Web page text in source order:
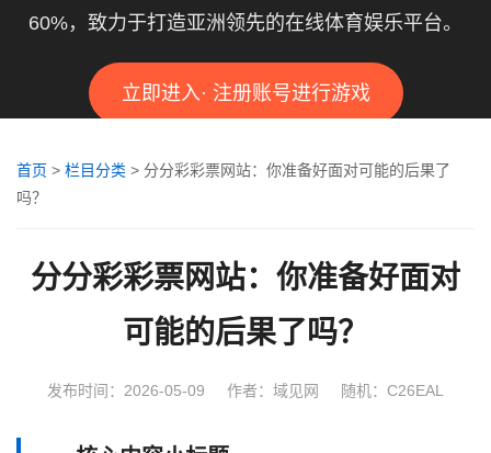
60%，致力于打造亚洲领先的在线体育娱乐平台。
立即进入· 注册账号进行游戏
首页 > 栏目分类 > 分分彩彩票网站：你准备好面对可能的后果了
吗？
分分彩彩票网站：你准备好面对
可能的后果了吗？
发布时间：2026-05-09 作者：域见网 随机：C26EAL